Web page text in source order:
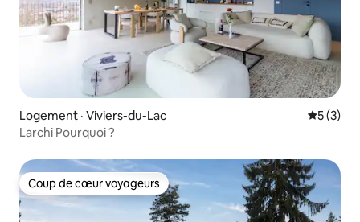
Logement · Viviers-du-Lac Note
5 (3)
Larchi Pourquoi ?
Coup de cœur voyageurs
Coup de cœur voyageurs